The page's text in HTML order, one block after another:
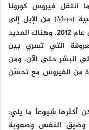
الصين عام 2002، فيما انتقل فيروس كورونا
المسبب لمتلازمة الشرق الأوسط التنفسية (Mers) من الإبل إلى
البشر في المملكة العربية السعودية في عام 2012. وهناك العديد
التي تسري بين
البشر حتى الآن. ومن
من الفيروس مع تحسّن
أكثرها شيوعاً ما يلي:
وضيق النفس وصعوبة